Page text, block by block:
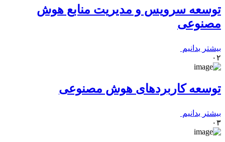
توسعه سرویس و مدیریت منابع هوش
مصنوعی
بیشتر بدانیم
۰۲
توسعه کاربردهای هوش مصنوعی
بیشتر بدانیم
۰۳